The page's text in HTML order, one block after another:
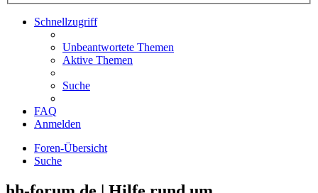
Schnellzugriff
Unbeantwortete Themen
Aktive Themen
Suche
FAQ
Anmelden
Foren-Übersicht
Suche